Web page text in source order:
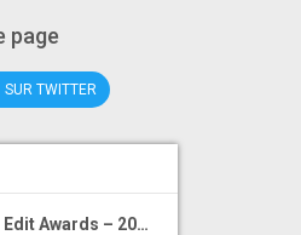
page
SUR TWITTER
Awards – 20…